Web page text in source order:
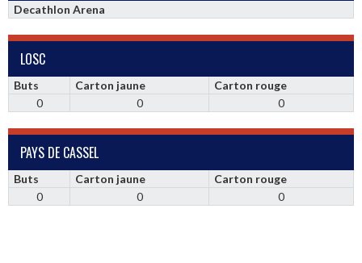
Decathlon Arena
LOSC
Buts Carton jaune
Carton rouge
0
0 0
PAYS DE CASSEL
Buts Carton jaune
Carton rouge
0
0 0